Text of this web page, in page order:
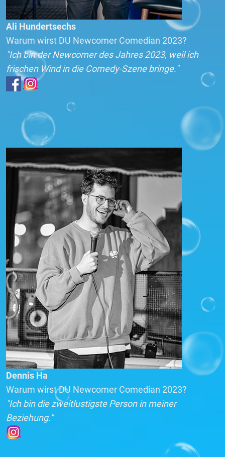
Ali Hundertsechs
Warum wirst DU Newcomer Comedian 2023?
"Ich bin der Newcomer des Jahres 2023, weil ich
frischen Wind in die Comedy-Szene bringe."
Dennis Ha
Warum wirst DU Newcomer Comedian 2023?
"Ich bin die zweitlustigste Person in meiner
Beziehung."